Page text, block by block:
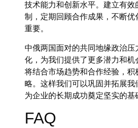
技术能力和创新水平。建立有效
制，定期回顾合作成果，不断优
重要。
中俄两国面对的共同地缘政治压
化，为我们提供了更多潜力和机
将结合市场趋势和合作经验，积
略。这样我们可以巩固并拓展我
为企业的长期成功奠定坚实的基
FAQ